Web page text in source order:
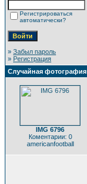
Регистрироваться
автоматически?
» Забыл пароль
» Регистрация
Случайная фотография
IMG 6796
Коментарии: 0
americanfootball